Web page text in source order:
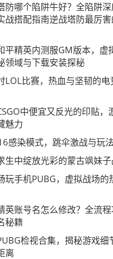
防哪个陷阱牛好？全陷阱
战搭配指南逆战塔防最厉害
平精英内测服GM版本，虚
领域与下载安装探秘
LOL比赛，热血与坚韧的电
中便宜又反光的印贴，
魅力
感染模式，跳伞激战与玩
生中绽放光彩的蒙古飒妹子
玩手机PUBG，虚拟战场的
英账号名怎么修改？全流
秘籍
检视合集，揭秘游戏细
离